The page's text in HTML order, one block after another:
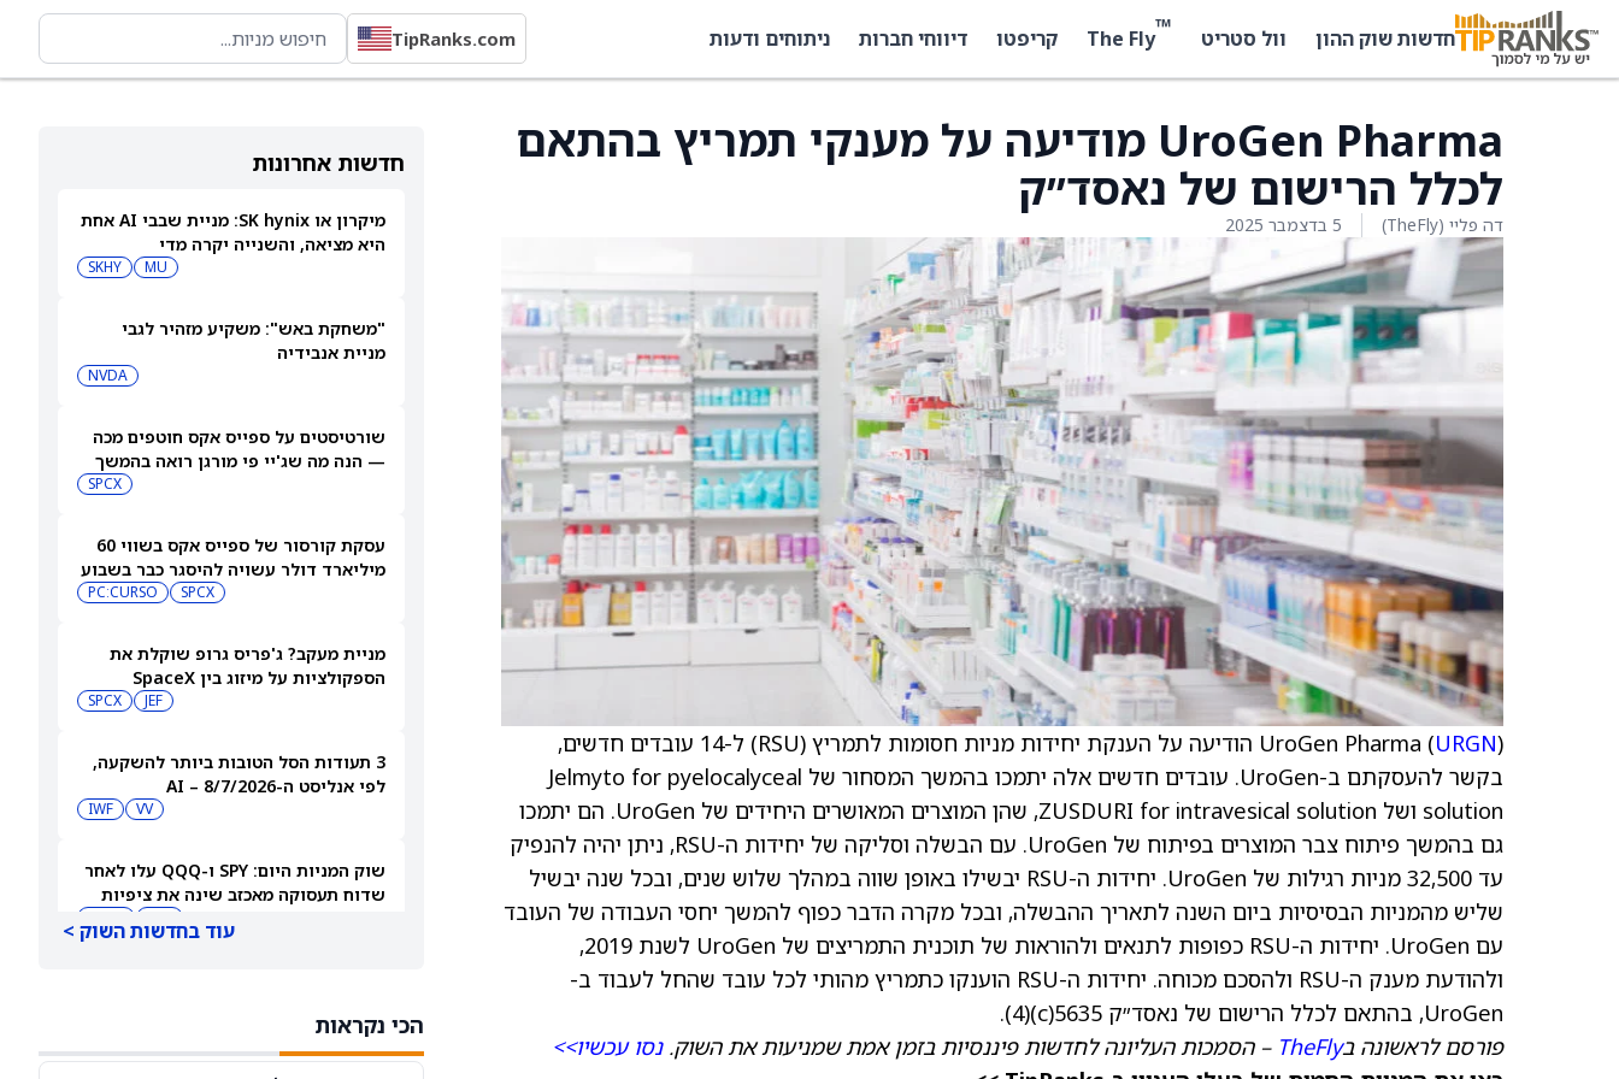
חדשות שוק ההון וול סטריט ™
The Fly קריפטו דיווחי חברות ניתוחים ודעות TipRanks.com
חדשות אחרונות
מיקרון או SK hynix: מניית שבבי AI אחת
היא מציאה, והשנייה יקרה מדי
MU
SKHY
"משחקת באש": משקיע מזהיר לגבי
מניית אנבידיה
NVDA
שורטיסטים על ספייס אקס חוטפים מכה
— הנה מה שג'יי פי מורגן רואה בהמשך
SPCX
עסקת קורסור של ספייס אקס בשווי 60
מיליארד דולר עשויה להיסגר כבר בשבוע
SPCX
PC:CURSO
מניית מעקב? ג'פריס גרופ שוקלת את
הספקולציות על מיזוג בין SpaceX
JEF
SPCX
3 תעודות הסל הטובות ביותר להשקעה,
לפי אנליסט ה-AI – 8/7/2026
VV
IWF
שוק המניות היום: SPY ו-QQQ עלו לאחר
שדוח תעסוקה מאכזב שינה את ציפיות
עוד בחדשות השוק >
הכי נקראות
UroGen Pharma מודיעה על מענקי תמריץ בהתאם
לכלל הרישום של נאסד״ק
דה פליי (TheFly) 5 בדצמבר 2025
UroGen Pharma (URGN
) הודיעה על הענקת יחידות מניות חסומות לתמריץ (RSU) ל-14 עובדים חדשים,
בקשר להעסקתם ב-UroGen. עובדים חדשים אלה יתמכו בהמשך המסחור של Jelmyto for pyelocalyceal
solution ושל ZUSDURI for intravesical solution, שהן המוצרים המאושרים היחידים של UroGen. הם יתמכו
גם בהמשך פיתוח צבר המוצרים בפיתוח של UroGen. עם הבשלה וסליקה של יחידות ה-RSU, ניתן יהיה להנפיק
עד 32,500 מניות רגילות של UroGen. יחידות ה-RSU יבשילו באופן שווה במהלך שלוש שנים, ובכל שנה יבשיל
שליש מהמניות הבסיסיות ביום השנה לתאריך ההבשלה, ובכל מקרה הדבר כפוף להמשך יחסי העבודה של העובד
עם UroGen. יחידות ה-RSU כפופות לתנאים ולהוראות של תוכנית התמריצים של UroGen לשנת 2019,
ולהודעת מענק ה-RSU ולהסכם מכוחה. יחידות ה-RSU הוענקו כתמריץ מהותי לכל עובד שהחל לעבוד ב-
UroGen, בהתאם לכלל הרישום של נאסד״ק 5635(c)(4).
פורסם לראשונה בTheFly – הסמכות העליונה לחדשות פיננסיות בזמן אמת שמניעות את השוק.נסו עכשיו>>